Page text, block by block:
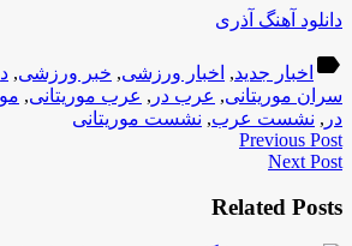
دانلود آهنگ آذری
label اخبار جدید, اخبار ورزشی, خبر ورزشی,
سران موریتانی, عرب در , عرب موریتانی,
در , نشست عرب, نشست موریتانی
Previous Post
Next Post
Related Posts